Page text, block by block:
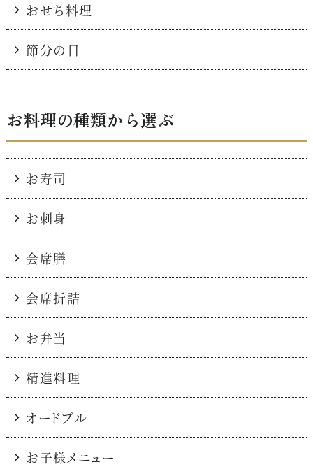
おせち料理
節分の日
お料理の種類から選ぶ
お寿司
お刺身
会席膳
会席折詰
お弁当
精進料理
オードブル
お子様メニュー